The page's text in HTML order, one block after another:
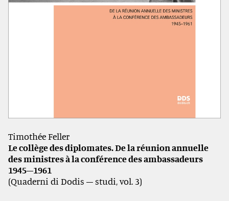
Timothée Feller
Le collège des diplomates. De la réunion annuelle
des ministres à la conférence des ambassadeurs
1945–1961
(Quaderni di Dodis – studi, vol. 3)